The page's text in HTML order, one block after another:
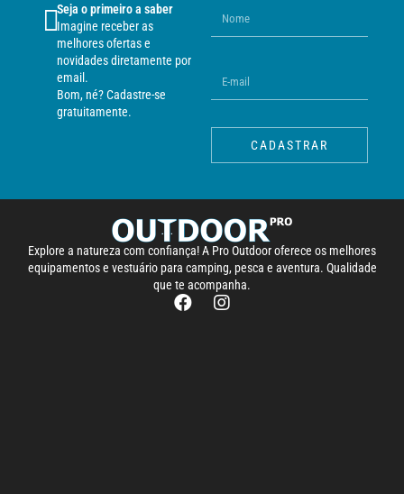
Seja o primeiro a saber
Imagine receber as
melhores ofertas e
novidades diretamente por
email.
Bom, né? Cadastre-se
gratuitamente.
CADASTRAR
Explore a natureza com confiança! A Pro Outdoor oferece os melhores
equipamentos e vestuário para camping, pesca e aventura. Qualidade
que te acompanha.